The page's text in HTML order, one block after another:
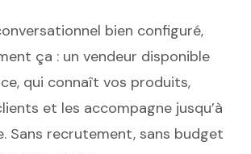
bien configuré,
ça : un vendeur disponible
qui connaît vos produits,
et les accompagne jusqu’à
Sans recrutement, sans budget